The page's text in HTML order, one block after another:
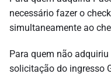
necessário fazer o
simultaneamente ao
Para quem não
solicitação do ingresso